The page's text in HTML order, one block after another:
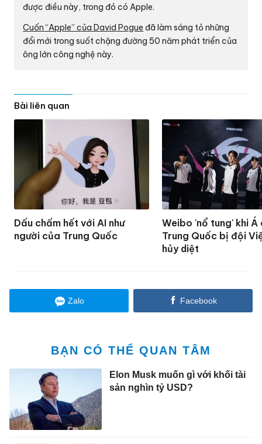
được điều này, trong đó có Apple.
Cuốn “Apple” của David Pogue đã làm sáng tỏ những
đổi mới trong suốt chặng đường 50 năm phát triển của
ông lớn công nghệ này.
Bài liên quan
Dấu chấm hết với AI như
người của Trung Quốc
Weibo 'nổ tung' khi Á
Trung Quốc bị đội
hủy diệt
Zalo Facebook
BẠN CÓ THỂ QUAN TÂM
Elon Musk muốn gì với khối tài
sản nghìn tỷ USD?